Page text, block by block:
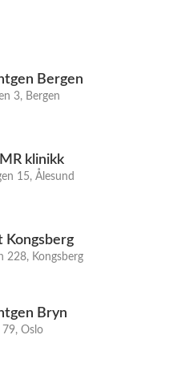
Bergen
3, Bergen
klinikk
15, Ålesund
Kongsberg
228, Kongsberg
Bryn
Oslo